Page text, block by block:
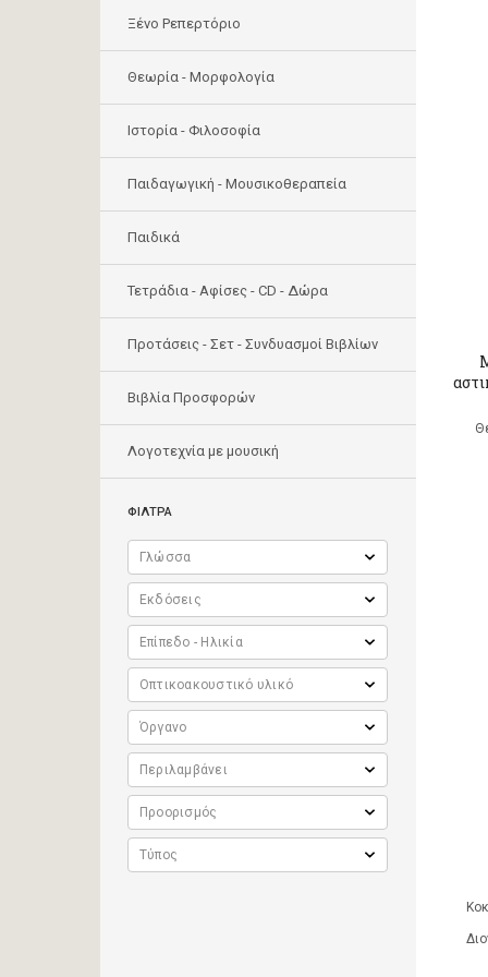
Ξένο Ρεπερτόριο
Θεωρία - Μορφολογία
Ιστορία - Φιλοσοφία
Παιδαγωγική - Μουσικοθεραπεία
Παιδικά
Τετράδια - Αφίσες - CD - Δώρα
Προτάσεις - Σετ - Συνδυασμοί Βιβλίων
Βιβλία Προσφορών
Λογοτεχνία με μουσική
ΦΙΛΤΡΑ